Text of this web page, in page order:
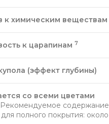
к химическим веществам
к царапинам 7
(эффект глубины)
со всеми цветами
содержание
полного покрытия: около